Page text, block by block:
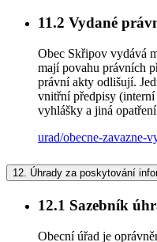
11.2 Vydané
Obec Skřipov vydává
mají povahu právních
právní akty odlišují.
vnitřní předpisy
vyhlášky a jiná
urad/obecne-zavazne-
12. Úhrady za poskytování
12.1 Sazebník
Obecní úřad je